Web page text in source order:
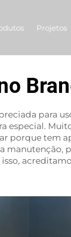
Projetos
para
porque tem